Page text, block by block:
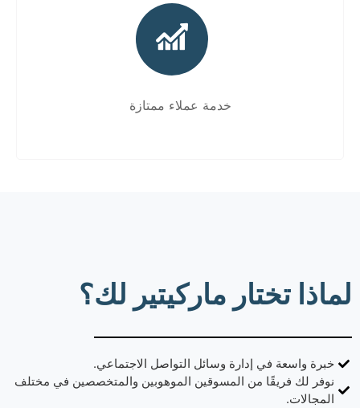
خدمة عملاء ممتازة
لماذا تختار ماركيتير لك؟
خبرة واسعة في إدارة وسائل التواصل الاجتماعي.
نوفر لك فريقًا من المسوقين الموهوبين والمتخصصين في مختلف
المجالات.